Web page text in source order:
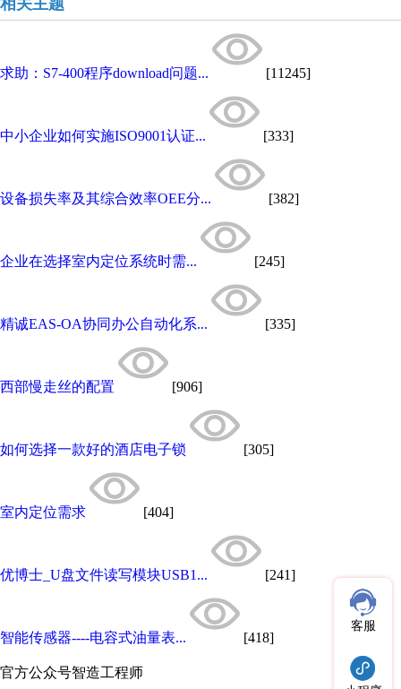
相关主题
求助：S7-400程序download问题... [11245]
中小企业如何实施ISO9001认证... [333]
设备损失率及其综合效率OEE分... [382]
企业在选择室内定位系统时需... [245]
精诚EAS-OA协同办公自动化系... [335]
西部慢走丝的配置 [906]
如何选择一款好的酒店电子锁 [305]
室内定位需求 [404]
优博士_U盘文件读写模块USB1... [241]
智能传感器----电容式油量表... [418]
官方公众号智造工程师
客服